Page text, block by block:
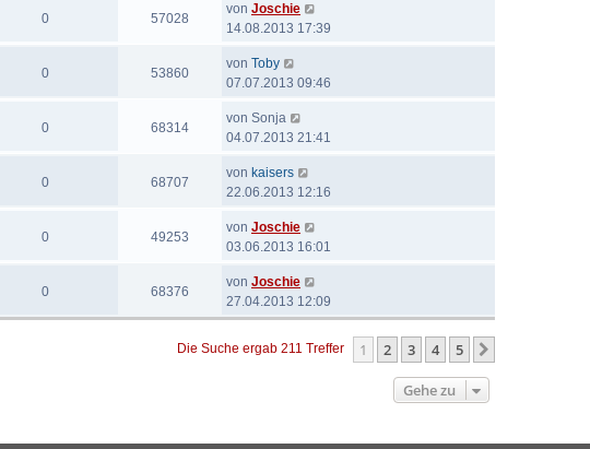
0 57028
von Joschie
14.08.2013 17:39
0 53860
von Toby
07.07.2013 09:46
0 68314
von Sonja
04.07.2013 21:41
0 68707
von kaisers
22.06.2013 12:16
0 49253
von Joschie
03.06.2013 16:01
0 68376
von Joschie
27.04.2013 12:09
Die Suche ergab 211 Treffer 1 2 3 4 5
Gehe zu